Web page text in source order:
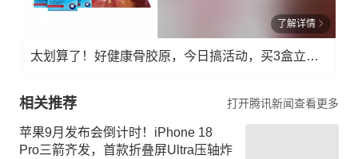
了解详情
太划算了！好健康骨胶原，今日搞活动，买3盒立减三位数！
相关推荐 打开腾讯新闻查看更多
苹果9月发布会倒计时！iPhone 18
Pro三箭齐发，首款折叠屏Ultra压轴炸